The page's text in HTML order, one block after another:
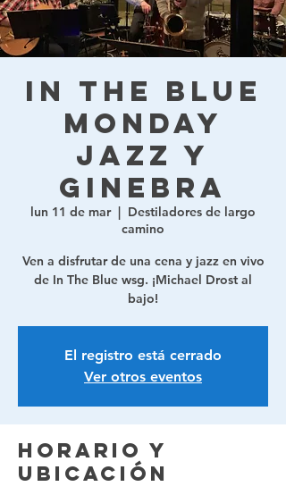
In The Blue
Monday
Jazz y
ginebra
lun 11 de mar
  |
Destiladores de largo
camino
Ven a disfrutar de una cena y jazz en vivo
de In The Blue wsg. ¡Michael Drost al
bajo!
El registro está cerrado
Ver otros eventos
Horario y
ubicación